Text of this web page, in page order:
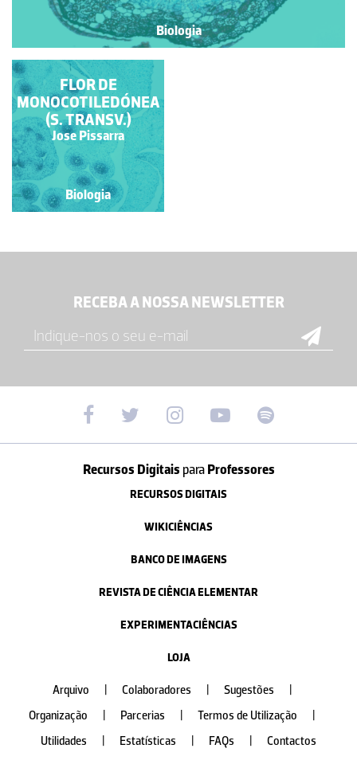
Biologia
FLOR DE
MONOCOTILEDÓNEA
(S. TRANSV.)
Jose Pissarra
Biologia
RECEBA A NOSSA NEWSLETTER
Recursos Digitais paraProfessores
RECURSOS DIGITAIS
WIKICIÊNCIAS
BANCO DE IMAGENS
REVISTA DE CIÊNCIA ELEMENTAR
EXPERIMENTACIÊNCIAS
LOJA
Arquivo Colaboradores Sugestões
Organização
Parcerias Termos de Utilização
Utilidades
Estatísticas FAQs Contactos